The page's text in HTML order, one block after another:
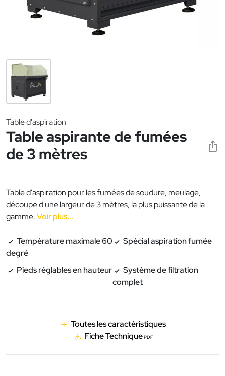
Table d'aspiration
Table aspirante de fumées
de 3 mètres
Table d'aspiration pour les fumées de soudure, meulage,
découpe d'une largeur de 3 mètres, la plus puissante de la
gamme.Voir plus...
Température maximale 60
degré
Spécial aspiration fumée
Pieds réglables en hauteur
Système de filtration
complet
Toutes les caractéristiques
Fiche Technique PDF